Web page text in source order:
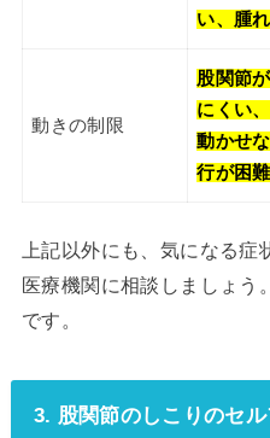
い、腫
動きの制限
股関節
にくい
動かせ
行が困難
上記以外にも、気になる
医療機関に相談しましょう
です。
3. 股関節のしこりのセ